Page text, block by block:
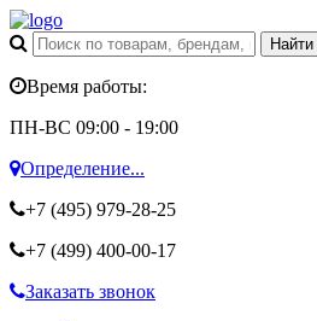
Время работы:
ПН-ВС 09:00 - 19:00
Определение...
+7 (495) 979-28-25
+7 (499) 400-00-17
Заказать звонок